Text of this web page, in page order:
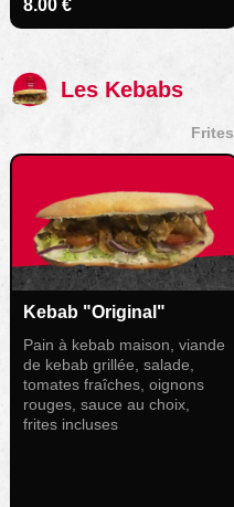
8.00 €
Les Kebabs
Kebab "Original"
Pain à kebab maison, viande
de kebab grillée, salade,
tomates fraîches, oignons
rouges, sauce au choix,
frites incluses